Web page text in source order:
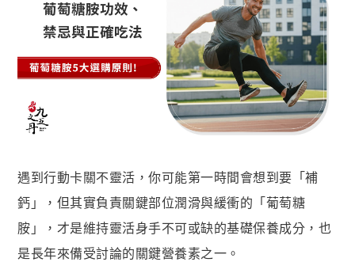
保健專欄
名人推薦
九五闆闆
關於我們
💪 男性六大保健
至尊・黑瑪卡+酵母鋅 (熱銷NO1.)
飛龍．高純度左旋精胺酸 (熱銷第NO2.)
遇到行動卡關不靈活，你可能第一時間會想到要「補
鈣」，但其實負責關鍵部位潤滑與緩衝的「葡萄糖
胺」，才是維持靈活身手不可或缺的基礎保養成分，也
是長年來備受討論的關鍵營養素之一。